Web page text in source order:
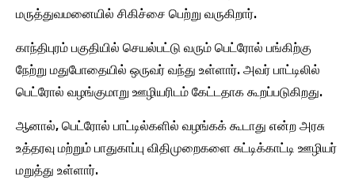
மருத்துவமனையில் சிகிச்சை பெற்று வருகிறார்.
காந்திபுரம் பகுதியில் செயல்பட்டு வரும் பெட்ரோல் பங்கிற்கு
நேற்று மதுபோதையில் ஒருவர் வந்து உள்ளார். அவர் பாட்டிலில்
பெட்ரோல் வழங்குமாறு ஊழியரிடம் கேட்டதாக கூறப்படுகிறது.
ஆனால், பெட்ரோல் பாட்டில்களில் வழங்கக் கூடாது என்ற அரசு
உத்தரவு மற்றும் பாதுகாப்பு விதிமுறைகளை சுட்டிக்காட்டி ஊழியர்
மறுத்து உள்ளார்.